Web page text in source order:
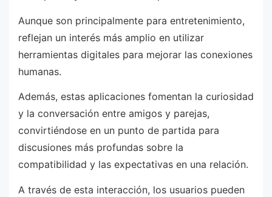
Aunque son principalmente para entretenimiento,
reflejan un interés más amplio en utilizar
herramientas digitales para mejorar las conexiones
humanas.
Además, estas aplicaciones fomentan la curiosidad
y la conversación entre amigos y parejas,
convirtiéndose en un punto de partida para
discusiones más profundas sobre la
compatibilidad y las expectativas en una relación.
A través de esta interacción, los usuarios pueden